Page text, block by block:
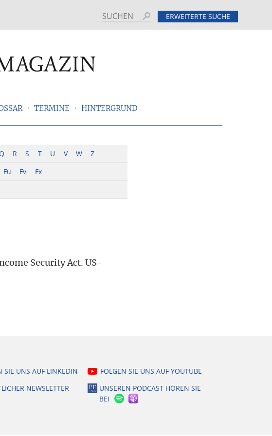
Suchen ERWEITERTE SUCHE
TERMINE HINTERGRUND
R S T U V W
Z
Eu Ev
Ex
Security Act. US-
SIE UNS AUF LINKEDIN
FOLGEN SIE UNS AUF YOUTUBE
NEWSLETTER
UNSEREN PODCAST HÖREN SIE
BEI